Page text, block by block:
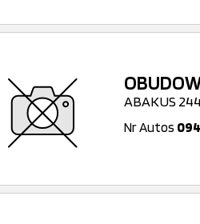
ABAKUS
Nr Autos